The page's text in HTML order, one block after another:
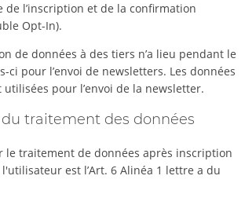
de l’inscription et de la confirmation
Opt-In).
de données à des tiers n’a lieu pendant le
ci pour l’envoi de newsletters. Les données
pour l’envoi de la newsletter.
du traitement des données
le traitement de données après inscription
est l’Art. 6 Alinéa 1 lettre a du